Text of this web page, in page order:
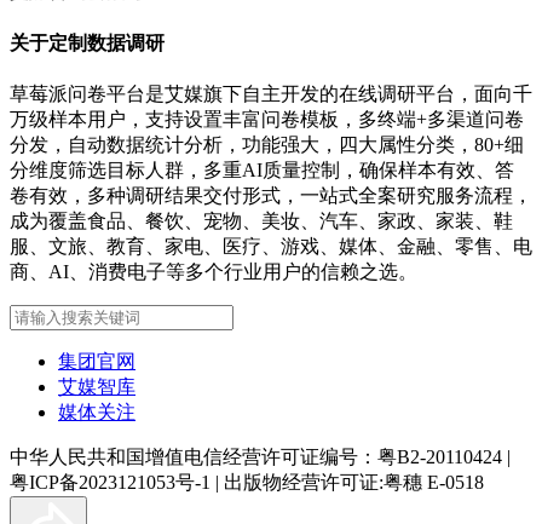
关于定制数据调研
草莓派问卷平台是艾媒旗下自主开发的在线调研平台，面向千
万级样本用户，支持设置丰富问卷模板，多终端+多渠道问卷
分发，自动数据统计分析，功能强大，四大属性分类，80+细
分维度筛选目标人群，多重AI质量控制，确保样本有效、答
卷有效，多种调研结果交付形式，一站式全案研究服务流程，
成为覆盖食品、餐饮、宠物、美妆、汽车、家政、家装、鞋
服、文旅、教育、家电、医疗、游戏、媒体、金融、零售、电
商、AI、消费电子等多个行业用户的信赖之选。
集团官网
艾媒智库
媒体关注
中华人民共和国增值电信经营许可证编号：粤B2-20110424 |
粤ICP备2023121053号-1 | 出版物经营许可证:粤穗 E-0518